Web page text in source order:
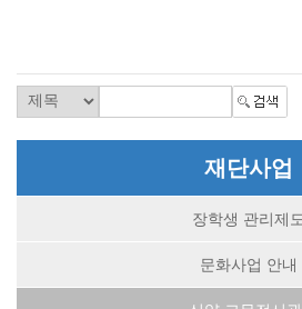
재단사업
장학생 관리제도
문화사업 안내